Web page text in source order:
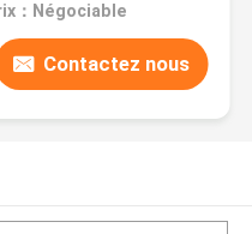
：Négociable
Contactez nous